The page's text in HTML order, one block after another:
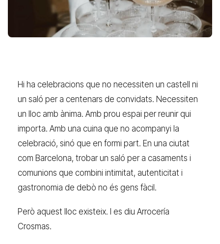
Hi ha celebracions que no necessiten un castell ni
un saló per a centenars de convidats. Necessiten
un lloc amb ànima. Amb prou espai per reunir qui
importa. Amb una cuina que no acompanyi la
celebració, sinó que en formi part. En una ciutat
com Barcelona, trobar un saló per a casaments i
comunions que combini intimitat, autenticitat i
gastronomia de debò no és gens fàcil.
Però aquest lloc existeix. I es diu Arrocería
Crosmas.